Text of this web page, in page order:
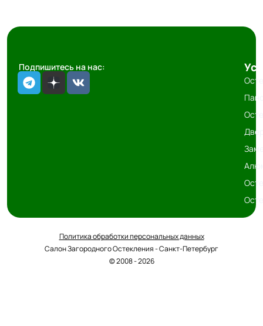
Подпишитесь на нас:
Политика обработки персональных данных
Салон Загородного Остекления - Санкт-Петербург
© 2008 - 2026